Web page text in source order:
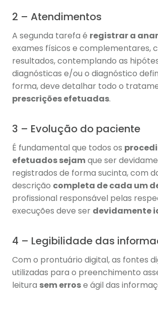
2 – Atendimentos
A segunda tarefa é registrar a
exames físicos e complementares,
resultados, contemplando as
diagnósticas e/ou o diagnóstico
forma, deve detalhar todo o
prescrições efetuadas.
3 – Evolução do paciente
É fundamental que todos os
efetuados sejamque ser
registrados de forma sucinta, com
descrição completa de cada um
profissional responsável pelas
execuções deve ser devidamente
4 – Legibilidade das
Com o prontuário digital, as fontes
utilizadas para o preenchimento
leitura sem errose ágil das